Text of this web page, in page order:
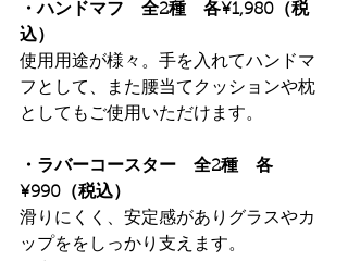
・ハンドマフ　全2種　各¥1,980（税
込）
使用用途が様々。手を入れてハンドマ
フとして、また腰当てクッションや枕
としてもご使用いただけます。
・ラバーコースター　全2種　各
¥990（税込）
滑りにくく、安定感がありグラスやカ
ップををしっかり支えます。